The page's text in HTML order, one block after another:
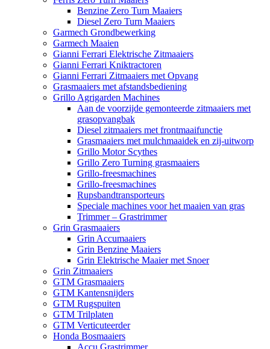
Benzine Zero Turn Maaiers
Diesel Zero Turn Maaiers
Garmech Grondbewerking
Garmech Maaien
Gianni Ferrari Elektrische Zitmaaiers
Gianni Ferrari Kniktractoren
Gianni Ferrari Zitmaaiers met Opvang
Grasmaaiers met afstandsbediening
Grillo Agrigarden Machines
Aan de voorzijde gemonteerde zitmaaiers met
grasopvangbak
Diesel zitmaaiers met frontmaaifunctie
Grasmaaiers met mulchmaaidek en zij-uitworp
Grillo Motor Scythes
Grillo Zero Turning grasmaaiers
Grillo-freesmachines
Grillo-freesmachines
Rupsbandtransporteurs
Speciale machines voor het maaien van gras
Trimmer – Grastrimmer
Grin Grasmaaiers
Grin Accumaaiers
Grin Benzine Maaiers
Grin Elektrische Maaier met Snoer
Grin Zitmaaiers
GTM Grasmaaiers
GTM Kantensnijders
GTM Rugspuiten
GTM Trilplaten
GTM Verticuteerder
Honda Bosmaaiers
Accu Grastrimmer